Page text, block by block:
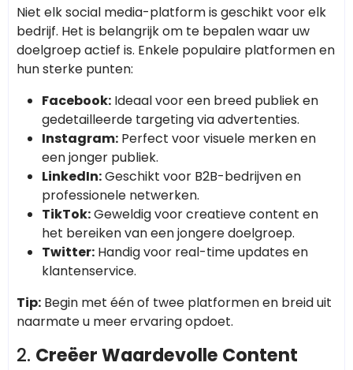
Niet elk social media-platform is geschikt voor elk
bedrijf. Het is belangrijk om te bepalen waar uw
doelgroep actief is. Enkele populaire platformen en
hun sterke punten:
Facebook: Ideaal voor een breed publiek en
gedetailleerde targeting via advertenties.
Instagram: Perfect voor visuele merken en
een jonger publiek.
LinkedIn:Geschikt voor B2B-bedrijven en
professionele netwerken.
TikTok:Geweldig voor creatieve content en
het bereiken van een jongere doelgroep.
Twitter: Handig voor real-time updates en
klantenservice.
Tip: Begin met één of twee platformen en breid uit
naarmate u meer ervaring opdoet.
2. Creëer Waardevolle Content